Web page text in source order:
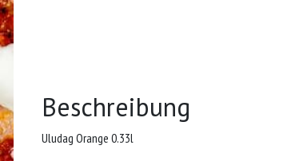
Beschreibung
Uludag Orange 0.33l